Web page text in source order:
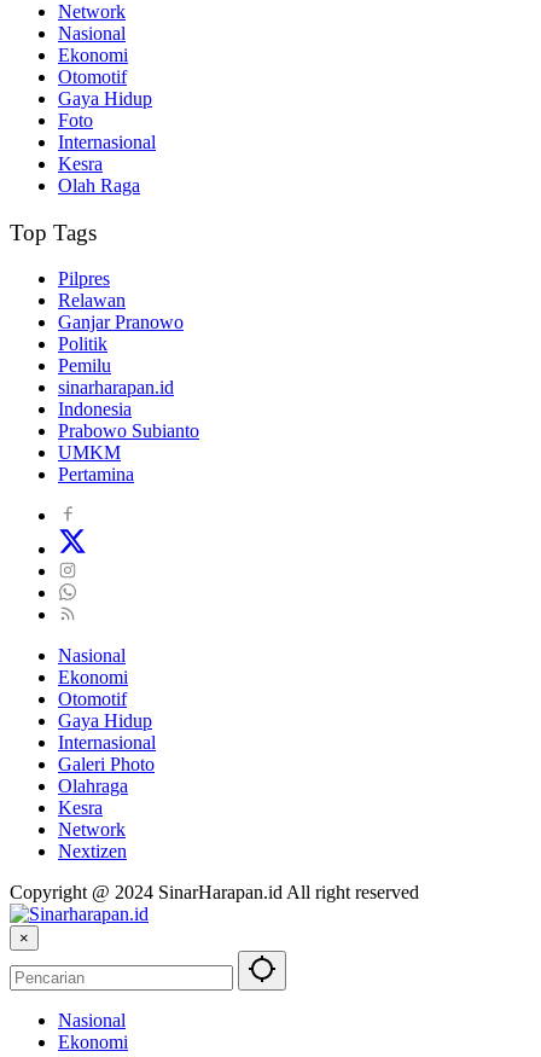
Network
Nasional
Ekonomi
Otomotif
Gaya Hidup
Foto
Internasional
Kesra
Olah Raga
Top Tags
Pilpres
Relawan
Ganjar Pranowo
Politik
Pemilu
sinarharapan.id
Indonesia
Prabowo Subianto
UMKM
Pertamina
Nasional
Ekonomi
Otomotif
Gaya Hidup
Internasional
Galeri Photo
Olahraga
Kesra
Network
Nextizen
Copyright @ 2024 SinarHarapan.id All right reserved
×
Nasional
Ekonomi